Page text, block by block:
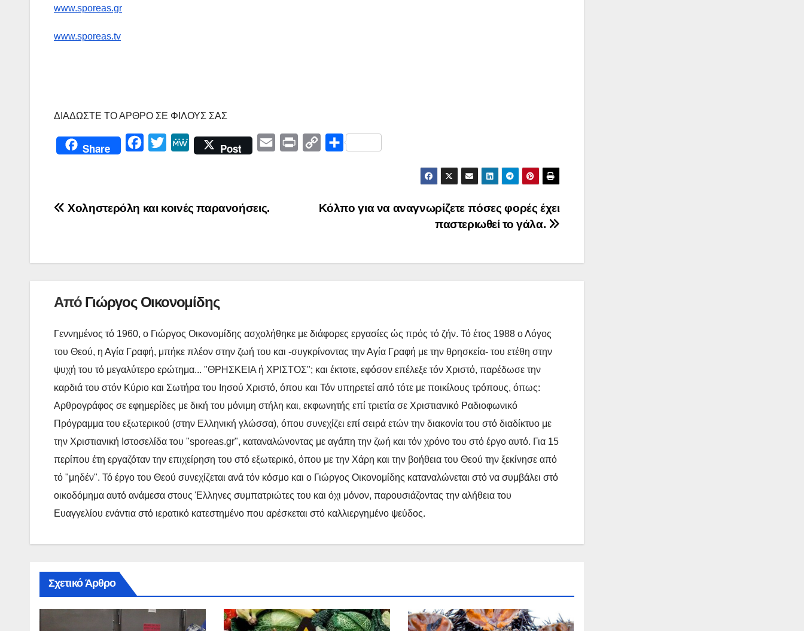
www.sporeas.gr
www.sporeas.tv
ΔΙΑΔΩΣΤΕ ΤΟ ΑΡΘΡΟ ΣΕ ΦΙΛΟΥΣ ΣΑΣ
Share
b
t
M
Post
L
Μ
α
Πλοήγηση
Κόλπο για να αναγνωρίζετε πόσες φορές έχει
παστεριωθεί το γάλα.
Χοληστερόλη και κοινές παρανοήσεις.
Από Γιώργος Οικονομίδης
Γεννημένος τό 1960, ο Γιώργος Οικονομίδης ασχολήθηκε με διάφορες εργασίες ώς πρός τό ζήν. Τό έτος 1988 ο Λόγος
του Θεού, η Αγία Γραφή, μπήκε πλέον στην ζωή του και -συγκρίνοντας την Αγία Γραφή με την θρησκεία- του ετέθη στην
ψυχή του τό μεγαλύτερο ερώτημα... "ΘΡΗΣΚΕΙΑ ή ΧΡΙΣΤΟΣ"; και έκτοτε, εφόσον επέλεξε τόν Χριστό, παρέδωσε την
καρδιά του στόν Κύριο και Σωτήρα του Ιησού Χριστό, όπου και Τόν υπηρετεί από τότε με ποικίλους τρόπους, όπως:
Αρθρογράφος σε εφημερίδες με δική του μόνιμη στήλη και, εκφωνητής επί τριετία σε Χριστιανικό Ραδιοφωνικό
Πρόγραμμα του εξωτερικού (στην Ελληνική γλώσσα), όπου συνεχίζει επί σειρά ετών την διακονία του στό διαδίκτυο με
την Χριστιανική Ιστοσελίδα του "sporeas.gr", καταναλώνοντας με αγάπη την ζωή και τόν χρόνο του στό έργο αυτό. Για 15
περίπου έτη εργαζόταν την επιχείρηση του στό εξωτερικό, όπου με την Χάρη και την βοήθεια του Θεού την ξεκίνησε από
τό "μηδέν". Τό έργο του Θεού συνεχίζεται ανά τόν κόσμο και ο Γιώργος Οικονομίδης καταναλώνεται στό να συμβάλει στό
οικοδόμημα αυτό ανάμεσα στους Έλληνες συμπατριώτες του και όχι μόνον, παρουσιάζοντας την αλήθεια του
Ευαγγελίου ενάντια στό ιερατικό κατεστημένο που αρέσκεται στό καλλιεργημένο ψεύδος.
Σχετικό Άρθρο